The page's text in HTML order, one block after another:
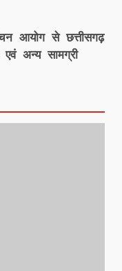
आयोग से छत्तीसगढ़
अन्य सामग्री